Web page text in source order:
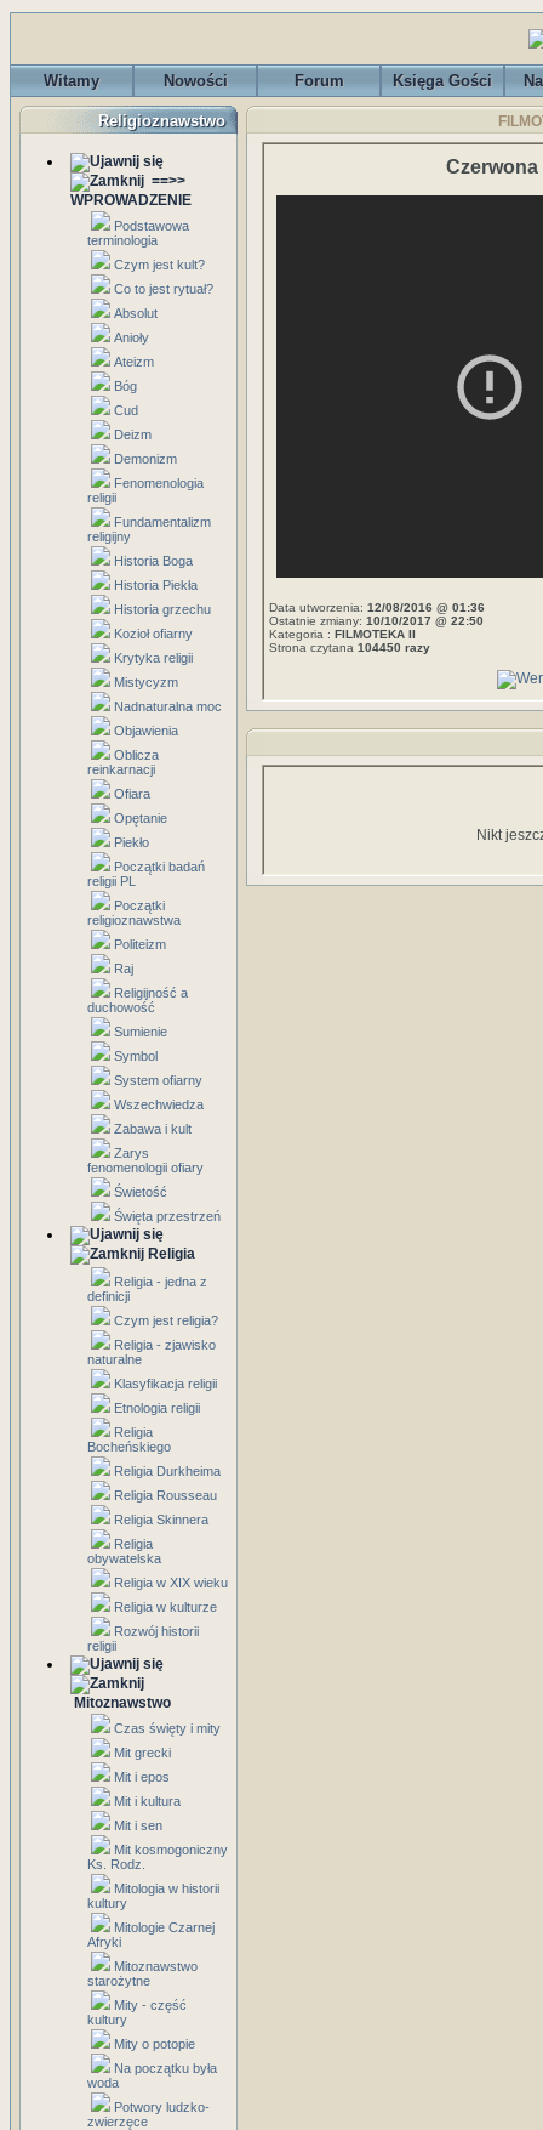
Witamy Nowości Forum Księga Gości
Religioznawstwo
==>>
WPROWADZENIE
Podstawowa
terminologia
Czym jest kult?
Co to jest rytuał?
Absolut
Anioły
Ateizm
Bóg
Cud
Deizm
Demonizm
Fenomenologia
religii
Fundamentalizm
religijny
Historia Boga
Historia Piekła
Historia grzechu
Kozioł ofiarny
Krytyka religii
Mistycyzm
Nadnaturalna moc
Objawienia
Oblicza
reinkarnacji
Ofiara
Opętanie
Piekło
Początki badań
religii PL
Początki
religioznawstwa
Politeizm
Raj
Religijność a
duchowość
Sumienie
Symbol
System ofiarny
Wszechwiedza
Zabawa i kult
Zarys
fenomenologii ofiary
Świetość
Święta przestrzeń
Religia
Religia - jedna z
definicji
Czym jest religia?
Religia - zjawisko
naturalne
Klasyfikacja religii
Etnologia religii
Religia
Bocheńskiego
Religia Durkheima
Religia Rousseau
Religia Skinnera
Religia
obywatelska
Religia w XIX wieku
Religia w kulturze
Rozwój historii
religii
Mitoznawstwo
Czas święty i mity
Mit grecki
Mit i epos
Mit i kultura
Mit i sen
Mit kosmogoniczny
Ks. Rodz.
Mitologia w historii
kultury
Mitologie Czarnej
Afryki
Mitoznawstwo
starożytne
Mity - część
kultury
Mity o potopie
Na początku była
woda
Potwory ludzko-
zwierzęce
Czerwona
Data utworzenia: 12/08/2016 @ 01:36
Ostatnie zmiany: 10/10/2017 @ 22:50
Kategoria : FILMOTEKA II
Strona czytana 104450 razy
Nikt